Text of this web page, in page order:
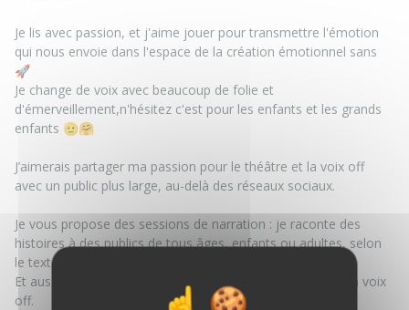
Je lis avec passion, et j'aime jouer pour transmettre l'émotion
qui nous envoie dans l'espace de la création émotionnel sans
🚀
Je change de voix avec beaucoup de folie et
d'émerveillement,n'hésitez c'est pour les enfants et les grands
enfants 🫡🤗
J’aimerais partager ma passion pour le théâtre et la voix off
avec un public plus large, au-delà des réseaux sociaux.
Je vous propose des sessions de narration : je raconte des
histoires à des publics de tous âges, enfants ou adultes, selon
le texte.
Et aussi de vous parler de ma passion pour le théâtre et la voix
off.